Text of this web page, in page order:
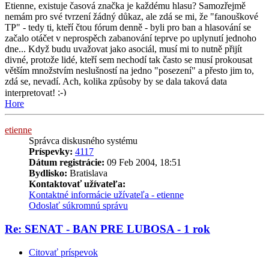
Etienne, existuje časová značka je každému hlasu? Samozřejmě
nemám pro své tvrzení žádný důkaz, ale zdá se mi, že "fanouškové
TP" - tedy ti, kteří čtou fórum denně - byli pro ban a hlasování se
začalo otáčet v neprospěch zabanování teprve po uplynutí jednoho
dne... Když budu uvažovat jako asociál, musí mi to nutně přijít
divné, protože lidé, kteří sem nechodí tak často se musí prokousat
větším množstvím neslušností na jedno "posezení" a přesto jim to,
zdá se, nevadí. Ach, kolika způsoby by se dala taková data
interpretovat!
Hore
etienne
Správca diskusného systému
Príspevky: 4117
Dátum registrácie: 09 Feb 2004, 18:51
Bydlisko: Bratislava
Kontaktovať užívateľa:
Kontaktné informácie užívateľa - etienne
Odoslať súkromnú správu
Re: SENAT - BAN PRE LUBOSA - 1 rok
Citovať príspevok